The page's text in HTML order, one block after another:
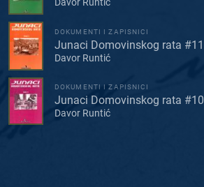
DOKUMENTI I ZAPISNICI
Junaci Domovinskog rata #11
Davor Runtić
DOKUMENTI I ZAPISNICI
Junaci Domovinskog rata #10
Davor Runtić